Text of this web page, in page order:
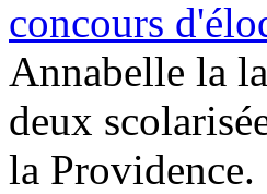
Annabelle la
deux
la Providence.